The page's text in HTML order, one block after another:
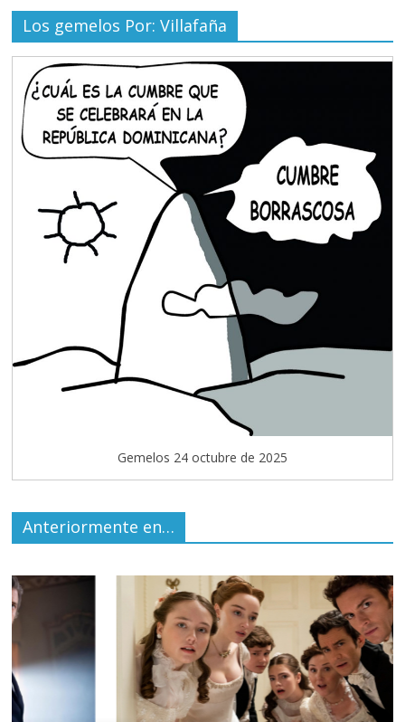
Los gemelos Por: Villafaña
Gemelos 24 octubre de 2025
Anteriormente en…